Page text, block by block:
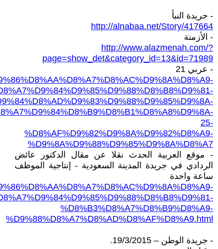
- جريدة النبأ
http://alnabaa.net/Story/417664
- الأزمنة
http://www.alazmenah.com/?
page=show_det&category_id=13&id=71989
- عربي 21
25-
%D8%AF%D9%82%D9%8A%D9%82%D8%A9-
%D9%8A%D9%88%D9%85%D9%8A%D8%A7
- موقع العربية الحدث نقلا عن مقال الدكتور عائض
الردادي في جريدة المدينة السعودية - إنتاجية الموظف
ساعة واحدة
%D8%B3%D8%A7%D8%B9%D8%A9-
%D9%88%D8%A7%D8%AD%D8%AF%D8%A9.html
- جريدة الوطن – 19/3/2015.